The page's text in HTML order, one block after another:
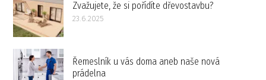
Zvažujete, že si pořídíte dřevostavbu?
23.6.2025
Řemeslník u vás doma aneb naše nová
prádelna